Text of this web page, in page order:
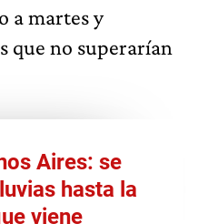
a martes y
que no superarían
Aires: se
hasta la
viene